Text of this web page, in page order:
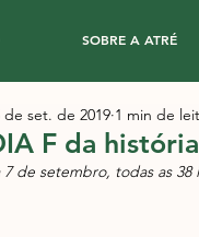
SOBRE A ATRÉ
F da história
de set. de 2019 1 min de
de setembro, todas as